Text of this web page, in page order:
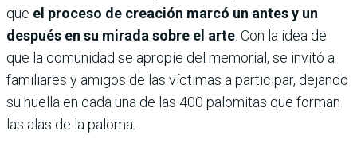
que el proceso de creación marcó un antes y un
después en su mirada sobre el arte . Con la idea de
que la comunidad se apropie del memorial, se invitó a
familiares y amigos de las víctimas a participar, dejando
su huella en cada una de las 400 palomitas que forman
las alas de la paloma.